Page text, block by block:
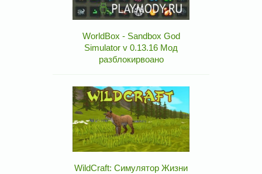
WorldBox - Sandbox God
Simulator v 0.13.16 Мод
разблокирвоано
WildCraft: Симулятор Жизни